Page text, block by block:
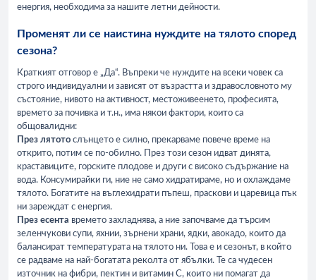
енергия, необходима за нашите летни дейности.
Променят ли се наистина нуждите на тялото според
сезона?
Краткият отговор е „Да“. Въпреки че нуждите на всеки човек са
строго индивидуални и зависят от възрастта и здравословното му
състояние, нивото на активност, местоживеенето, професията,
времето за почивка и т.н., има някои фактори, които са
общовалидни:
През лятото слънцето е силно, прекарваме повече време на
открито, потим се по-обилно. През този сезон идват динята,
краставиците, горските плодове и други с високо съдържание на
вода. Консумирайки ги, ние не само хидратираме, но и охлаждаме
тялото. Богатите на въглехидрати пъпеш, праскови и царевица пък
ни зареждат с енергия.
През есента времето захладнява, а ние започваме да търсим
зеленчукови супи, яхнии, зърнени храни, ядки, авокадо, които да
балансират температурата на тялото ни. Това е и сезонът, в който
се радваме на най-богатата реколта от ябълки. Те са чудесен
източник на фибри, пектин и витамин С, които ни помагат да